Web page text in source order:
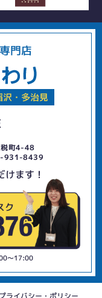
門店
・多治見
町4-48
931-8439
ます！
〜17:00
プライバシー・ポリシー